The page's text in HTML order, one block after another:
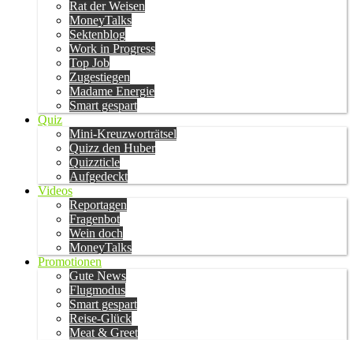
Rat der Weisen
MoneyTalks
Sektenblog
Work in Progress
Top Job
Zugestiegen
Madame Energie
Smart gespart
Quiz
Mini-Kreuzworträtsel
Quizz den Huber
Quizzticle
Aufgedeckt
Videos
Reportagen
Fragenbot
Wein doch
MoneyTalks
Promotionen
Gute News
Flugmodus
Smart gespart
Reise-Glück
Meat & Greet